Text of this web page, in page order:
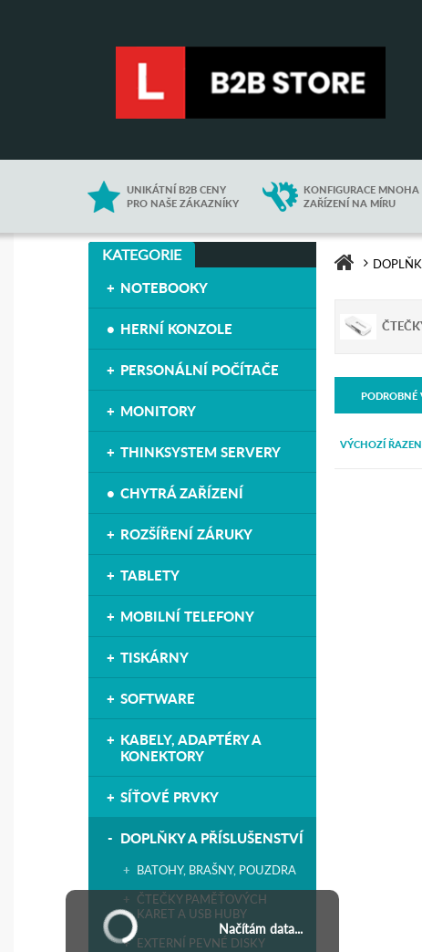
UNIKÁTNÍ B2B CENY
PRO NAŠE ZÁKAZNÍKY
KONFIGURACE MNOHA
ZAŘÍZENÍ NA MÍRU
KATEGORIE
NOTEBOOKY
HERNÍ KONZOLE
PERSONÁLNÍ POČÍTAČE
MONITORY
THINKSYSTEM SERVERY
CHYTRÁ ZAŘÍZENÍ
ROZŠÍŘENÍ ZÁRUKY
TABLETY
MOBILNÍ TELEFONY
TISKÁRNY
SOFTWARE
KABELY, ADAPTÉRY A
KONEKTORY
SÍŤOVÉ PRVKY
DOPLŇKY A PŘÍSLUŠENSTVÍ
BATOHY, BRAŠNY, POUZDRA
ČTEČKY PAMĚŤOVÝCH
KARET A USB HUBY
EXTERNÍ PEVNÉ DISKY
VÝCHOZÍ
Načítám data...